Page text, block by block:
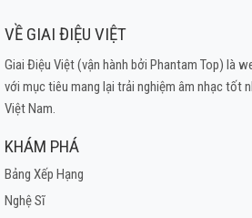
VỀ GIAI ĐIỆU VIỆT
Giai Điệu Việt (vận hành bởi Phantam Top) là
với mục tiêu mang lại trải nghiệm âm nhạc tốt
Việt Nam.
KHÁM PHÁ
Bảng Xếp Hạng
Nghệ Sĩ